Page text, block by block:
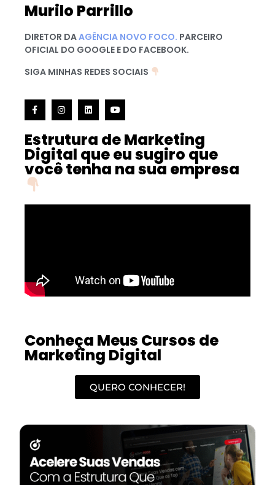
Murilo Parrillo
DIRETOR DAAGÊNCIA NOVO FOCO. PARCEIRO
OFICIAL DO GOOGLE E DO FACEBOOK.
SIGA MINHAS REDES SOCIAIS
Estrutura de Marketing
Digital que eu sugiro que
você tenha na sua empresa
Conheça Meus Cursos de
Marketing Digital
QUERO CONHECER!